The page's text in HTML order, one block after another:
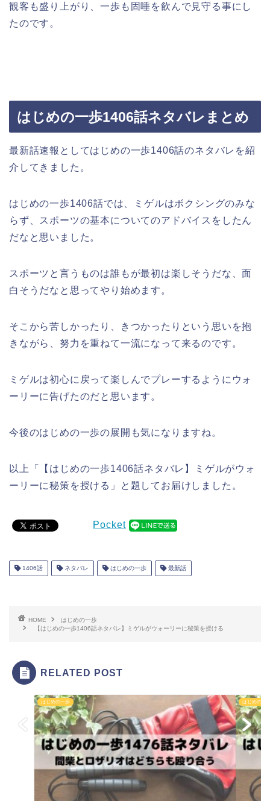
観客も盛り上がり、一歩も固唾を飲んで見守る事にし
たのです。
はじめの一歩1406話ネタバレまとめ
最新話速報としてはじめの一歩1406話のネタバレを紹
介してきました。
はじめの一歩1406話では、ミゲルはボクシングのみな
らず、スポーツの基本についてのアドバイスをしたん
だなと思いました。
スポーツと言うものは誰もが最初は楽しそうだな、面
白そうだなと思ってやり始めます。
そこから苦しかったり、きつかったりという思いを抱
きながら、努力を重ねて一流になって来るのです。
ミゲルは初心に戻って楽しんでプレーするようにウォ
ーリーに告げたのだと思います。
今後のはじめの一歩の展開も気になりますね。
以上「【はじめの一歩1406話ネタバレ】ミゲルがウォ
ーリーに秘策を授ける」と題してお届けしました。
Pocket
1406話 ネタバレ はじめの一歩 最新話
HOME
はじめの一歩
【はじめの一歩1406話ネタバレ】ミゲルがウォーリーに秘策を授ける
RELATED POST
はじめの一歩 はじめの一